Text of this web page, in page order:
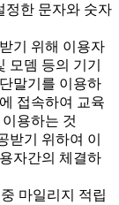
정한 문자와 숫자
기 위해 이용자
모뎀 등의 기기
말기를 이용하
접속하여 교육
용하는 것
기 위하여 이
자간의 체결하
마일리지 적립